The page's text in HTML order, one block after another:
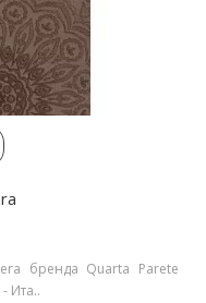
бренда Quarta Parete
Ита..